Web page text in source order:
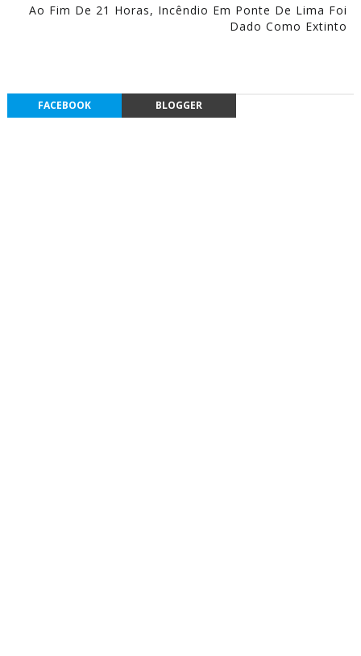
Ao Fim De 21 Horas, Incêndio Em Ponte De Lima Foi
Dado Como Extinto
FACEBOOK BLOGGER